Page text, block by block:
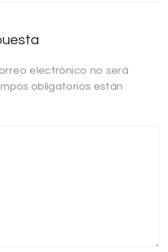
electrónico no será
obligatorios están